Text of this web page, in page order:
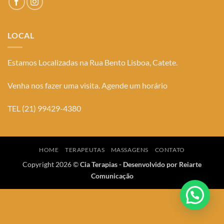
LOCAL
Estamos Localizadas na Rua Bento Lisboa, Catete.
Venha nos fazer uma visita. Agende um horário
TEL (21) 99429-4380
HOME TERAPEUTAS MASSAGENS CONTATO
Copyright 2026 ©Cia Terapias - Desenvolvido por Reiarte
Comunicação